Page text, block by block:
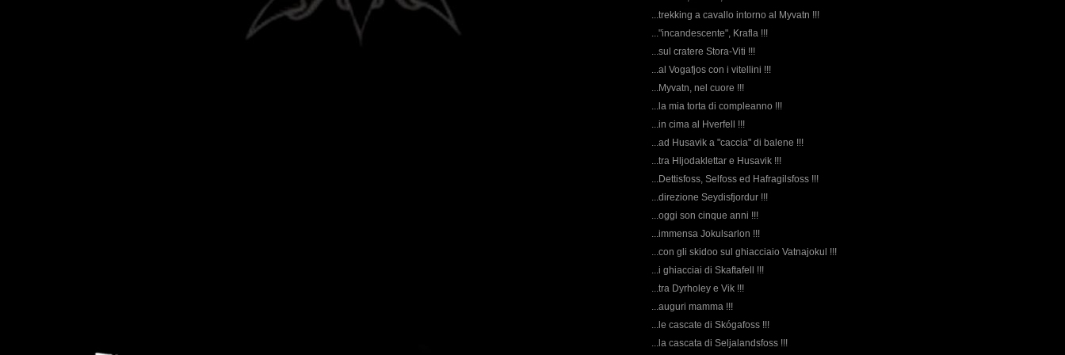
...trekking a cavallo intorno al Myvatn !!!
..."incandescente", Krafla !!!
...sul cratere Stora-Viti !!!
...al Vogafjos con i vitellini !!!
...Myvatn, nel cuore !!!
...la mia torta di compleanno !!!
...in cima al Hverfell !!!
...ad Husavik a "caccia" di balene !!!
...tra Hljodaklettar e Husavik !!!
...Dettisfoss, Selfoss ed Hafragilsfoss !!!
...direzione Seydisfjordur !!!
...oggi son cinque anni !!!
...immensa Jokulsarlon !!!
...con gli skidoo sul ghiacciaio Vatnajokul !!!
...i ghiacciai di Skaftafell !!!
...tra Dyrholey e Vik !!!
...auguri mamma !!!
...le cascate di Skógafoss !!!
...la cascata di Seljalandsfoss !!!